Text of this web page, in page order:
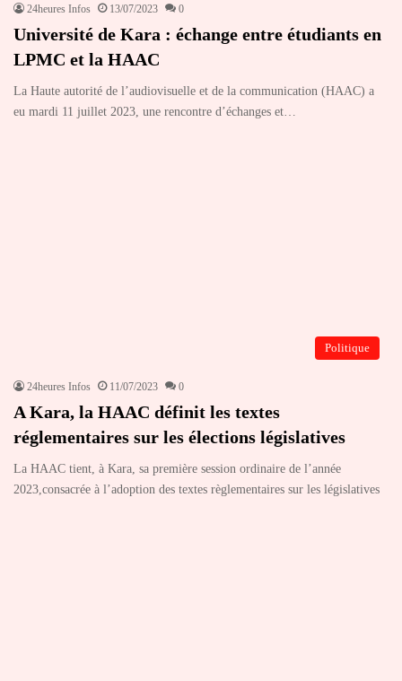
24heures Infos 13/07/2023 0
Université de Kara : échange entre étudiants en
LPMC et la HAAC
La Haute autorité de l’audiovisuelle et de la communication (HAAC) a
eu mardi 11 juillet 2023, une rencontre d’échanges et…
Politique
24heures Infos 11/07/2023 0
A Kara, la HAAC définit les textes
réglementaires sur les élections législatives
La HAAC tient, à Kara, sa première session ordinaire de l’année
2023,consacrée à l’adoption des textes règlementaires sur les législatives